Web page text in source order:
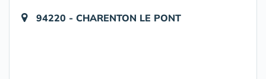
94220 - CHARENTON LE PONT